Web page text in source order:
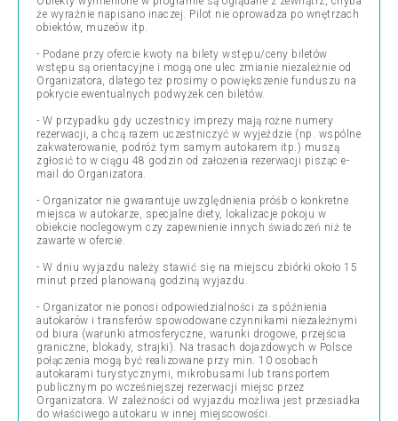
że wyraźnie napisano inaczej. Pilot nie oprowadza po wnętrzach
obiektów, muzeów itp.
- Podane przy ofercie kwoty na bilety wstępu/ceny biletów
wstępu są orientacyjne i mogą one ulec zmianie niezależnie od
Organizatora, dlatego też prosimy o powiększenie funduszu na
pokrycie ewentualnych podwyżek cen biletów.
- W przypadku gdy uczestnicy imprezy mają rożne numery
rezerwacji, a chcą razem uczestniczyć w wyjeździe (np. wspólne
zakwaterowanie, podróż tym samym autokarem itp.) muszą
zgłosić to w ciągu 48 godzin od założenia rezerwacji pisząc e-
mail do Organizatora.
- Organizator nie gwarantuje uwzględnienia próśb o konkretne
miejsca w autokarze, specjalne diety, lokalizacje pokoju w
obiekcie noclegowym czy zapewnienie innych świadczeń niż te
zawarte w ofercie.
- W dniu wyjazdu należy stawić się na miejscu zbiórki około 15
minut przed planowaną godziną wyjazdu.
- Organizator nie ponosi odpowiedzialności za spóźnienia
autokarów i transferów spowodowane czynnikami niezależnymi
od biura (warunki atmosferyczne, warunki drogowe, przejścia
graniczne, blokady, strajki). Na trasach dojazdowych w Polsce
połączenia mogą być realizowane przy min. 10 osobach
autokarami turystycznymi, mikrobusami lub transportem
publicznym po wcześniejszej rezerwacji miejsc przez
Organizatora. W zależności od wyjazdu możliwa jest przesiadka
do właściwego autokaru w innej miejscowości.